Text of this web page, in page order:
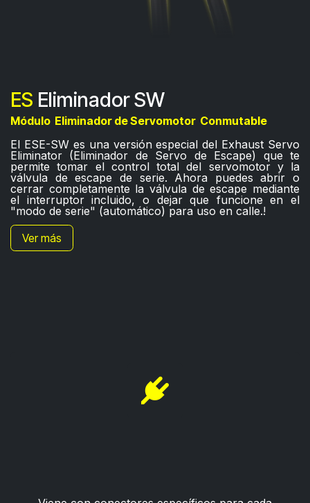
ES Eliminador SW
Módulo Eliminador de Servomotor Conmutable
El ESE-SW es una versión especial del Exhaust Servo
Eliminator (Eliminador de Servo de Escape) que te
permite tomar el control total del servomotor y la
válvula de escape de serie. Ahora puedes abrir o
cerrar completamente la válvula de escape mediante
el interruptor incluido, o dejar que funcione en el
"modo de serie" (automático) para uso en calle.!
Ver más​​​​​​​​